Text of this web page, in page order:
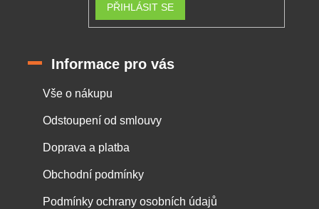
PŘIHLÁSIT SE
Informace pro vás
Vše o nákupu
Odstoupení od smlouvy
Doprava a platba
Obchodní podmínky
Podmínky ochrany osobních údajů